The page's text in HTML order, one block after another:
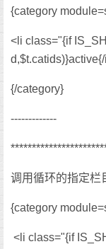
{category
<li class="{if
{/category}
-------------
调用循环的指定栏
{category
<li class="{if